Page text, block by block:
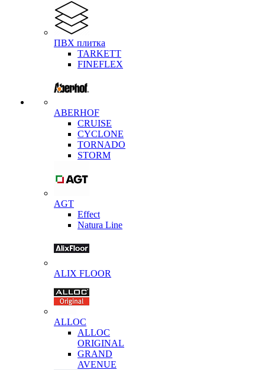
ПВХ плитка
TARKETT
FINEFLEX
ABERHOF
CRUISE
CYCLONE
TORNADO
STORM
AGT
Effect
Natura Line
ALIX FLOOR
ALLOC
ALLOC
ORIGINAL
GRAND
AVENUE